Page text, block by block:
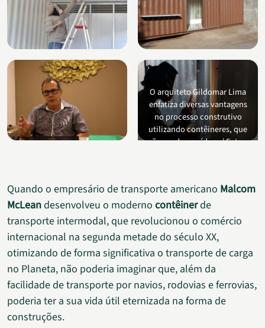
O arquiteto Gildomar Lima
enfatiza diversas vantagens
no processo construtivo
utilizando contêineres, que
não produz resíduos | Fotos:
Quando o empresário de transporte americano Malcom
McLeandesenvolveu o moderno contêinerde
transporte intermodal, que revolucionou o comércio
internacional na segunda metade do século XX,
otimizando de forma significativa o transporte de carga
no Planeta, não poderia imaginar que, além da
facilidade de transporte por navios, rodovias e ferrovias,
poderia ter a sua vida útil eternizada na forma de
construções.